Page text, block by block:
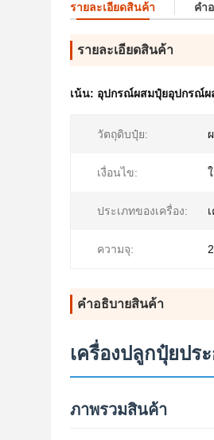
รายละเอียดสินค้า คํา
รายละเอียดสินค้า
เน้น: อุปกรณ์ผสมปุ๋ยอุปกรณ์ผ
วัตถุดิบปุ๋ย:
เงื่อนไข:
ประเภทของเครื่อง:
ความจุ:
คําอธิบายสินค้า
เครื่องปลูกปุ๋ยปร
ภาพรวมสินค้า